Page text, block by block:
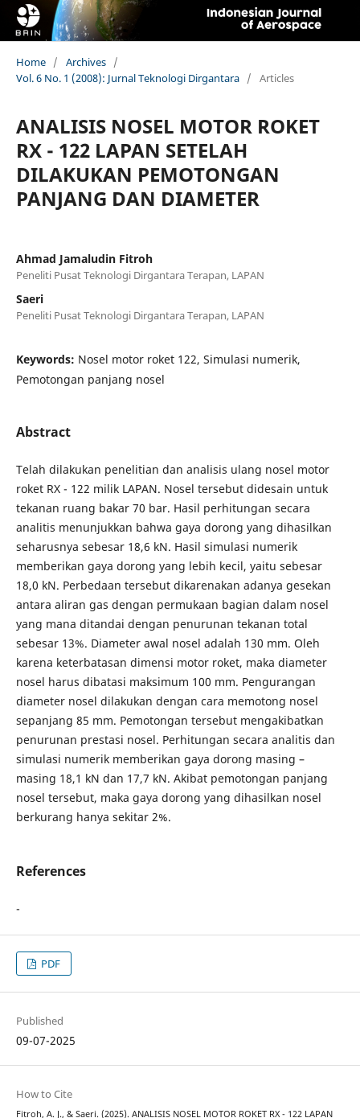
Home / Archives /
Vol. 6 No. 1 (2008): Jurnal Teknologi Dirgantara / Articles
ANALISIS NOSEL MOTOR ROKET
RX - 122 LAPAN SETELAH
DILAKUKAN PEMOTONGAN
PANJANG DAN DIAMETER
Ahmad Jamaludin Fitroh
Peneliti Pusat Teknologi Dirgantara Terapan, LAPAN
Saeri
Peneliti Pusat Teknologi Dirgantara Terapan, LAPAN
Keywords: Nosel motor roket 122, Simulasi numerik,
Pemotongan panjang nosel
Abstract
Telah dilakukan penelitian dan analisis ulang nosel motor
roket RX - 122 milik LAPAN. Nosel tersebut didesain untuk
tekanan ruang bakar 70 bar. Hasil perhitungan secara
analitis menunjukkan bahwa gaya dorong yang dihasilkan
seharusnya sebesar 18,6 kN. Hasil simulasi numerik
memberikan gaya dorong yang lebih kecil, yaitu sebesar
18,0 kN. Perbedaan tersebut dikarenakan adanya gesekan
antara aliran gas dengan permukaan bagian dalam nosel
yang mana ditandai dengan penurunan tekanan total
sebesar 13%. Diameter awal nosel adalah 130 mm. Oleh
karena keterbatasan dimensi motor roket, maka diameter
nosel harus dibatasi maksimum 100 mm. Pengurangan
diameter nosel dilakukan dengan cara memotong nosel
sepanjang 85 mm. Pemotongan tersebut mengakibatkan
penurunan prestasi nosel. Perhitungan secara analitis dan
simulasi numerik memberikan gaya dorong masing –
masing 18,1 kN dan 17,7 kN. Akibat pemotongan panjang
nosel tersebut, maka gaya dorong yang dihasilkan nosel
berkurang hanya sekitar 2%.
References
-
PDF
Published
09-07-2025
How to Cite
Fitroh, A. J., & Saeri. (2025). ANALISIS NOSEL MOTOR ROKET RX - 122 LAPAN